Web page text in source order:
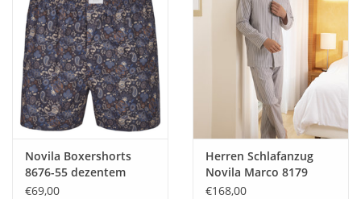
Qualität 100% Baumwolle
Oberteil Jersey Uni, Hose bedruckt
Novila Boxershorts
8676-55 dezentem
Paisly-dessin
€69,00
Herren Schlafanzug
Novila Marco 8179
Lang-Streifen- Taupe
€168,00